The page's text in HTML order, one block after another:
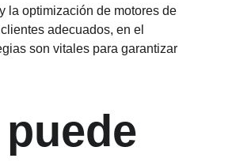
la optimización de motores de
adecuados, en el
son vitales para garantizar